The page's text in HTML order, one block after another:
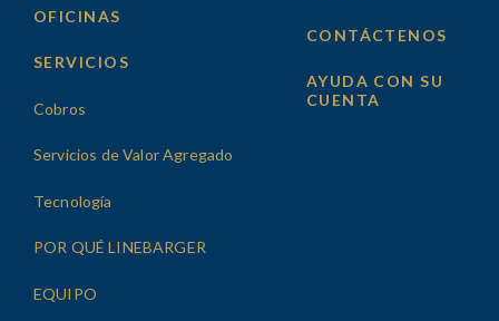
OFICINAS
SERVICIOS
Cobros
Servicios de Valor Agregado
Tecnología
POR QUÉ LINEBARGER
EQUIPO
CONTÁCTENOS
AYUDA CON SU
CUENTA